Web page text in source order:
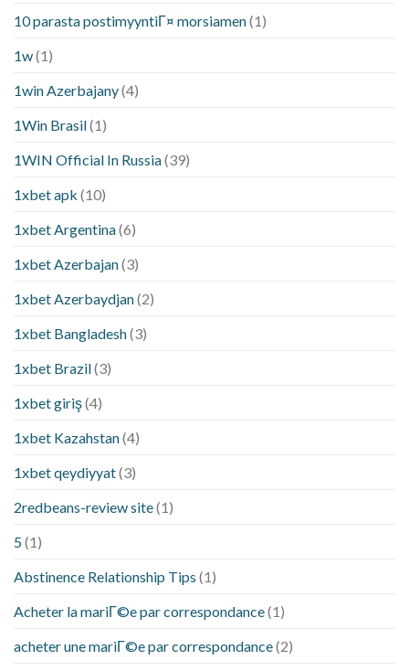
10 parasta postimyyntiГ¤ morsiamen(1)
1w(1)
1win Azerbajany(4)
1Win Brasil(1)
1WIN Official In Russia(39)
1xbet apk (10)
1xbet Argentina(6)
1xbet Azerbajan(3)
1xbet Azerbaydjan(2)
1xbet Bangladesh(3)
1xbet Brazil(3)
1xbet giriş(4)
1xbet Kazahstan(4)
1xbet qeydiyyat(3)
2redbeans-review site(1)
5(1)
Abstinence Relationship Tips (1)
Acheter la mariГ©e par correspondance(1)
acheter une mariГ©e par correspondance(2)